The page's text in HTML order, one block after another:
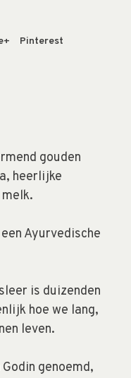
Pinterest
gouden
heerlijke
Ayurvedische
is duizenden
hoe we lang,
leven.
genoemd,